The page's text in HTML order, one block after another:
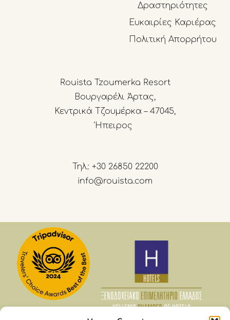
Δραστηριότητες
Ευκαιρίες Καριέρας
Πολιτική Απορρήτου
Rouista Tzoumerka Resort
Βουργαρέλι Άρτας,
Κεντρικά Τζουμέρκα – 47045,
Ήπειρος
Τηλ.: +30 26850 22200
info@rouista.com